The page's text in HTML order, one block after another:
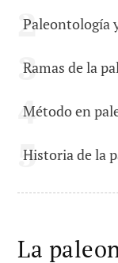
Paleontología
Ramas de la
Método en
Historia de la
La